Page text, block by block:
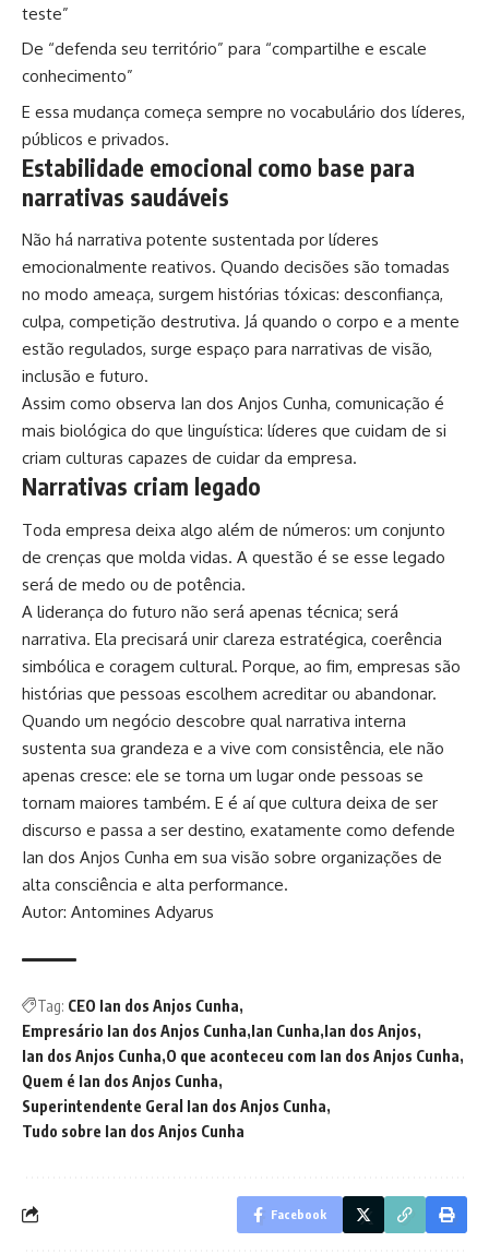
teste”
De “defenda seu território” para “compartilhe e escale
conhecimento”
E essa mudança começa sempre no vocabulário dos líderes,
públicos e privados.
Estabilidade emocional como base para
narrativas saudáveis
Não há narrativa potente sustentada por líderes
emocionalmente reativos. Quando decisões são tomadas
no modo ameaça, surgem histórias tóxicas: desconfiança,
culpa, competição destrutiva. Já quando o corpo e a mente
estão regulados, surge espaço para narrativas de visão,
inclusão e futuro.
Assim como observa Ian dos Anjos Cunha, comunicação é
mais biológica do que linguística: líderes que cuidam de si
criam culturas capazes de cuidar da empresa.
Narrativas criam legado
Toda empresa deixa algo além de números: um conjunto
de crenças que molda vidas. A questão é se esse legado
será de medo ou de potência.
A liderança do futuro não será apenas técnica; será
narrativa. Ela precisará unir clareza estratégica, coerência
simbólica e coragem cultural. Porque, ao fim, empresas são
histórias que pessoas escolhem acreditar ou abandonar.
Quando um negócio descobre qual narrativa interna
sustenta sua grandeza e a vive com consistência, ele não
apenas cresce: ele se torna um lugar onde pessoas se
tornam maiores também. E é aí que cultura deixa de ser
discurso e passa a ser destino, exatamente como defende
Ian dos Anjos Cunha em sua visão sobre organizações de
alta consciência e alta performance.
Autor: Antomines Adyarus
Tag: CEO Ian dos Anjos Cunha
Empresário Ian dos Anjos Cunha Ian Cunha Ian dos Anjos
Ian dos Anjos Cunha O que aconteceu com Ian dos Anjos Cunha
Quem é Ian dos Anjos Cunha
Superintendente Geral Ian dos Anjos Cunha
Tudo sobre Ian dos Anjos Cunha
Facebook